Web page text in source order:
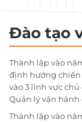
Đào tạo
Thành lập vào
định hướng chiến
vào 3 lĩnh vực
Quản lý vận hành
Thành lập vào